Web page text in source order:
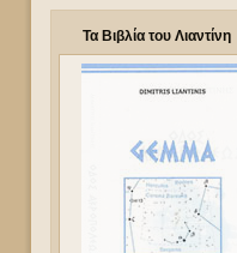
Τα Βιβλία του Λιαντίνη